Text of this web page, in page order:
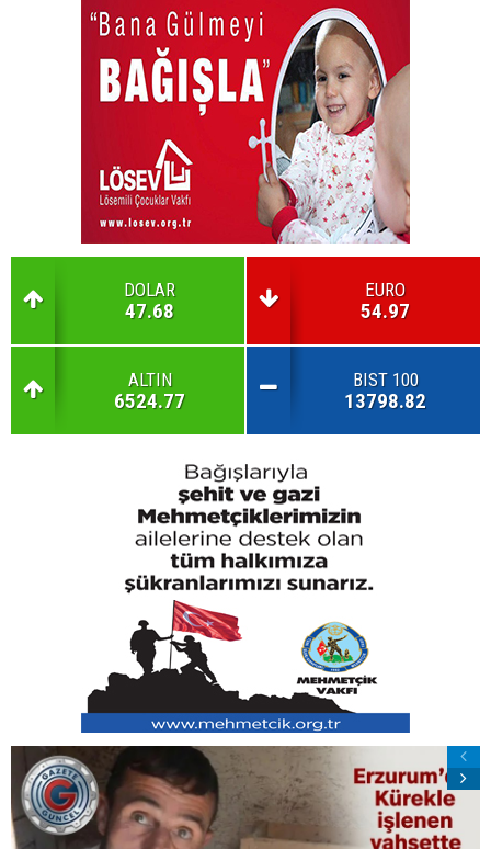
DOLAR
47.68
EURO
54.97
ALTIN
6524.77
BIST 100
13798.82